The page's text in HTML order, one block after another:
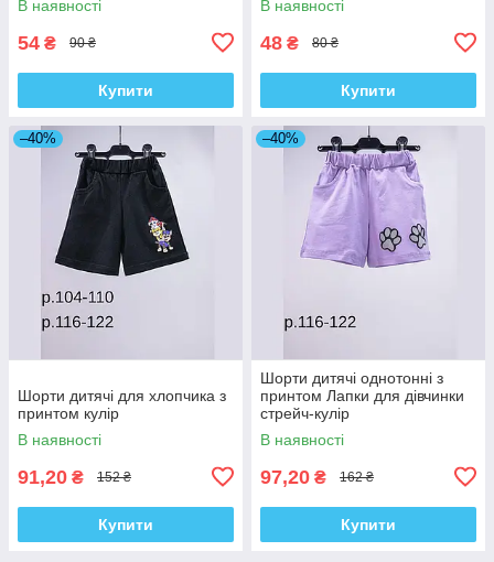
В наявності
54 ₴ 90 ₴
Купити
В наявності
48 ₴ 80 ₴
Купити
–40%
Шорти дитячі для хлопчика з
принтом кулір
В наявності
91,20 ₴ 152 ₴
Купити
–40%
Шорти дитячі однотонні з
принтом Лапки для дівчинки
стрейч-кулір
В наявності
97,20 ₴ 162 ₴
Купити